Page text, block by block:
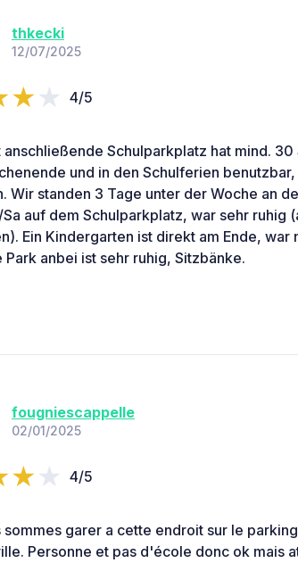
thkecki
12/07/2025
4/5
Schulparkplatz hat mind. 30
und in den Schulferien
Wir standen 3 Tage unter der Woche an
Sa auf dem Schulparkplatz, war sehr ruhig
Ein Kindergarten ist direkt am Ende, war
Park anbei ist sehr ruhig, Sitzbänke.
fougniescappelle
02/01/2025
4/5
sommes garer a cette endroit sur le
Personne et pas d'école donc ok mais